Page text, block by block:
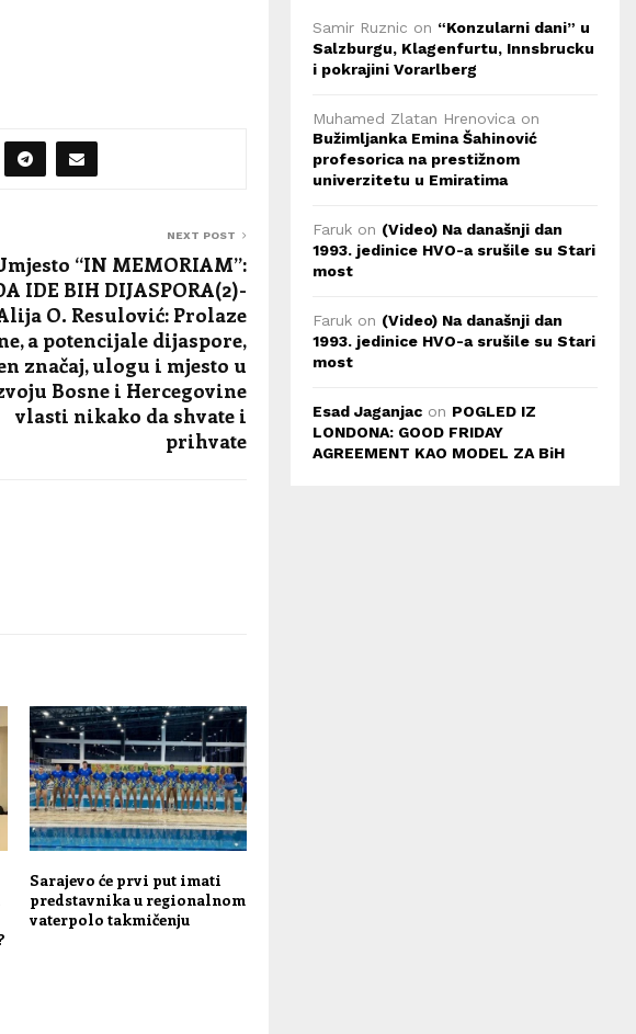
NEXT POST
“IN MEMORIAM”:
IDE BIH DIJASPORA(2)-
O. Resulović: Prolaze
a potencijale dijaspore,
značaj, ulogu i mjesto u
Bosne i Hercegovine
vlasti nikako da shvate i
prihvate
Sarajevo će prvi put imati
predstavnika u regionalnom
vaterpolo takmičenju
Samir Ruznic on “Konzularni dani” u
Salzburgu, Klagenfurtu, Innsbrucku
i pokrajini Vorarlberg
Muhamed Zlatan Hrenovica on
Bužimljanka Emina Šahinović
profesorica na prestižnom
univerzitetu u Emiratima
Faruk on (Video) Na današnji dan
1993. jedinice HVO-a srušile su Stari
most
Faruk on (Video) Na današnji dan
1993. jedinice HVO-a srušile su Stari
most
Esad Jaganjac on POGLED IZ
LONDONA: GOOD FRIDAY
AGREEMENT KAO MODEL ZA BiH